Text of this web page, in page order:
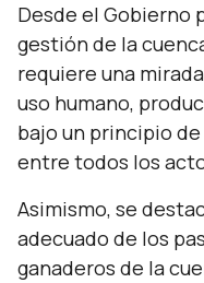
Desde el Gobierno
gestión de la
requiere una
uso humano,
bajo un principio
entre todos los
Asimismo, se
adecuado de los
ganaderos de la